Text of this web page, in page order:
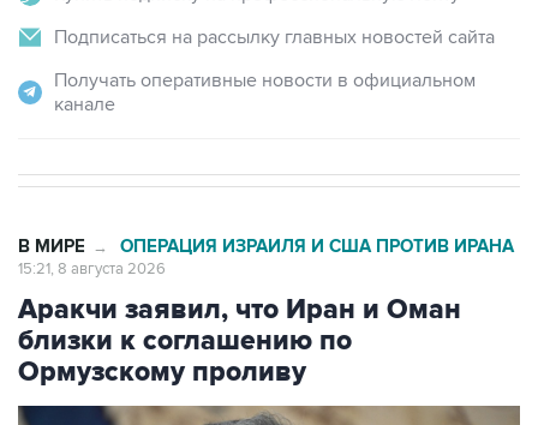
Подписаться на рассылку главных новостей сайта
Получать оперативные новости в официальном
канале
В МИРЕ → ОПЕРАЦИЯ ИЗРАИЛЯ И США ПРОТИВ ИРАНА
15:21, 8 августа 2026
Аракчи заявил, что Иран и Оман
близки к соглашению по
Ормузскому проливу